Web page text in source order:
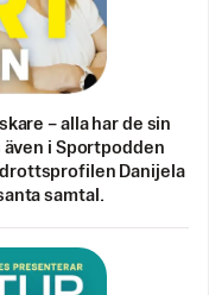
– alla har de sin
i Sportpodden
Danijela
samtal.